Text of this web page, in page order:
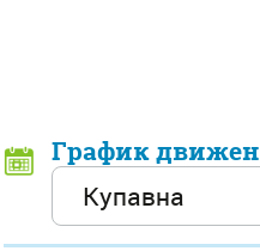
График